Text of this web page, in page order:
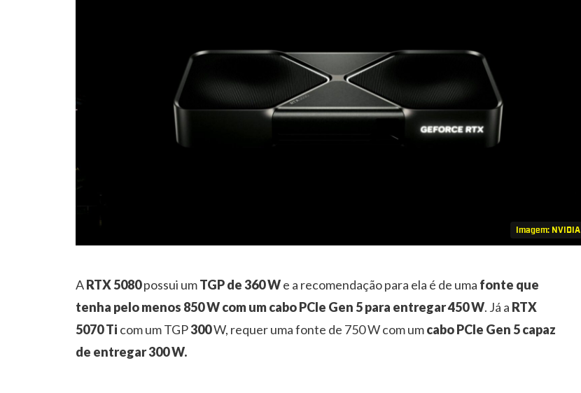
Imagem: NVIDIA
ARTX 5080possui umTGP de 360 We a recomendação para ela é de uma fonte que
tenha pelo menos 850 W com um cabo PCIe Gen 5 para entregar 450 W. Já a RTX
5070 Ti com um TGP300W, requer uma fonte de 750 W com umcabo PCIe Gen 5 capaz
de entregar 300 W.